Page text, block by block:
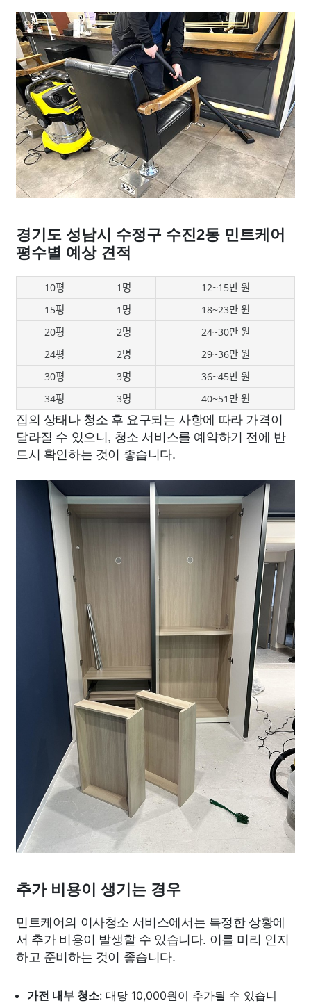
경기도 성남시 수정구 수진2동 민트케어
평수별 예상 견적
10평 1명
12~15만 원
15평
1명
18~23만 원
20평
2명
24~30만 원
24평
2명
29~36만 원
30평
3명
36~45만 원
34평
3명 40~51만 원
집의 상태나 청소 후 요구되는 사항에 따라 가격이
달라질 수 있으니, 청소 서비스를 예약하기 전에 반
드시 확인하는 것이 좋습니다.
추가 비용이 생기는 경우
민트케어의 이사청소 서비스에서는 특정한 상황에
서 추가 비용이 발생할 수 있습니다. 이를 미리 인지
하고 준비하는 것이 좋습니다.
가전 내부 청소: 대당 10,000원이 추가될 수 있습니